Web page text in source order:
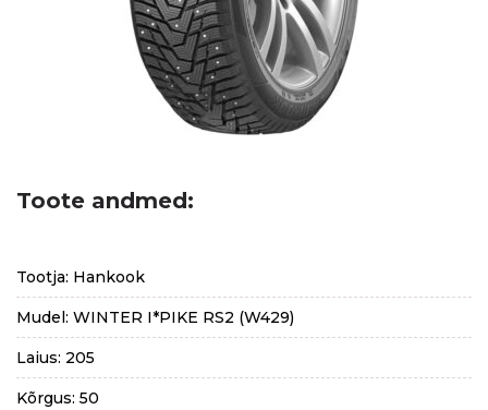
Toote andmed:
Tootja: Hankook
Mudel: WINTER I*PIKE RS2 (W429)
Laius: 205
Kõrgus: 50